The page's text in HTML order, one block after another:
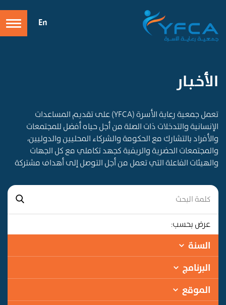
En
الأخـبـار
تعمل جمعية رعاية الأسرة (YFCA) على تقديم المساعدات
الإنسانية والتدخلات ذات الصلة من أجل حياه أفضل للمجتمعات
والأفراد بالتشارك مع الحكومة والشركاء المحليين والدوليين،
والمجتمعات الحضرية والريفية كجهد تكاملي مع كل الجهات
والهيئات الفاعلة التي تعمل من أجل التوصل إلى أهداف مشتركة
عرض بحسب:
السنة
البرنامج
الموقع